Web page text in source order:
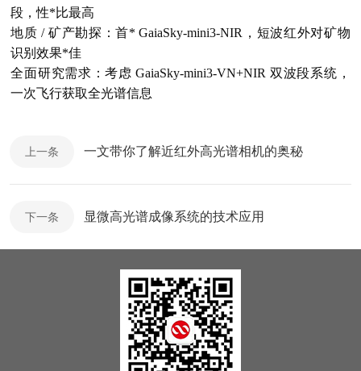
段，性*比最高
地质 / 矿产勘探：首* GaiaSky-mini3-NIR，短波红外对矿物
识别效果*佳
全面研究需求：考虑 GaiaSky-mini3-VN+NIR 双波段系统，
一次飞行获取全光谱信息
上一条 一文带你了解近红外高光谱相机的奥秘
下一条 显微高光谱成像系统的技术应用